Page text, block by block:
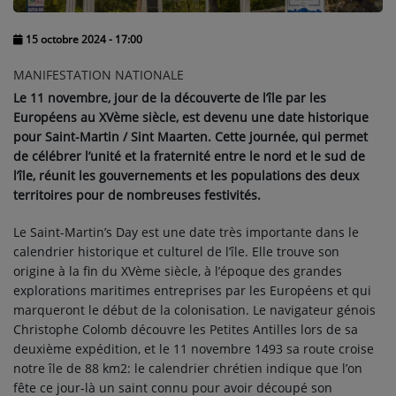
PEOPLE
DÉDICACES
JEUX CONCOURS
T'CHAT
Tous vos jeux
Se connecter
15 octobre 2024 - 17:00
MANIFESTATION NATIONALE
Le 11 novembre, jour de la découverte de l’île par les
Européens au XVème siècle, est devenu une date historique
pour Saint-Martin / Sint Maarten. Cette journée, qui permet
de célébrer l’unité et la fraternité entre le nord et le sud de
l’île, réunit les gouvernements et les populations des deux
territoires pour de nombreuses festivités.
Le Saint-Martin’s Day est une date très importante dans le
calendrier historique et culturel de l’île. Elle trouve son
origine à la fin du XVème siècle, à l’époque des grandes
explorations maritimes entreprises par les Européens et qui
marqueront le début de la colonisation. Le navigateur génois
Christophe Colomb découvre les Petites Antilles lors de sa
deuxième expédition, et le 11 novembre 1493 sa route croise
notre île de 88 km2: le calendrier chrétien indique que l’on
fête ce jour-là un saint connu pour avoir découpé son